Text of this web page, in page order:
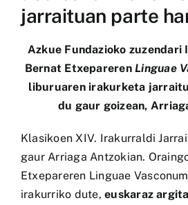
jarraituan parte
Azkue Fundazioko zuzendari
Bernat Etxepareren Linguae
liburuaren irakurketa
du gaur goizean,
Klasikoen XIV. Irakurraldi
gaur Arriaga Antzokian.
Etxepareren Linguae
irakurriko dute,euskaraz